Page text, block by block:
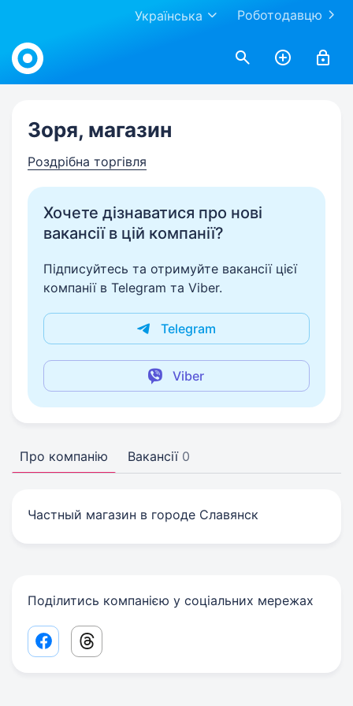
Роботодавцю
Українська
Work.ua
Зоря, магазин
Роздрібна торгівля
Хочете дізнаватися про нові
вакансії в цій компанії?
Підписуйтесь та отримуйте вакансії цієї
компанії в Telegram та Viber.
Telegram
Viber
Про компанію Вакансії 0
Частный магазин в городе Славянск
Поділитись компанією у соціальних мережах
Facebook share link
Threads share link